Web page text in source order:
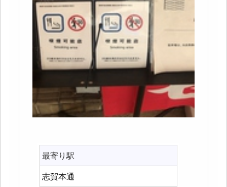
最寄り駅
志賀本通